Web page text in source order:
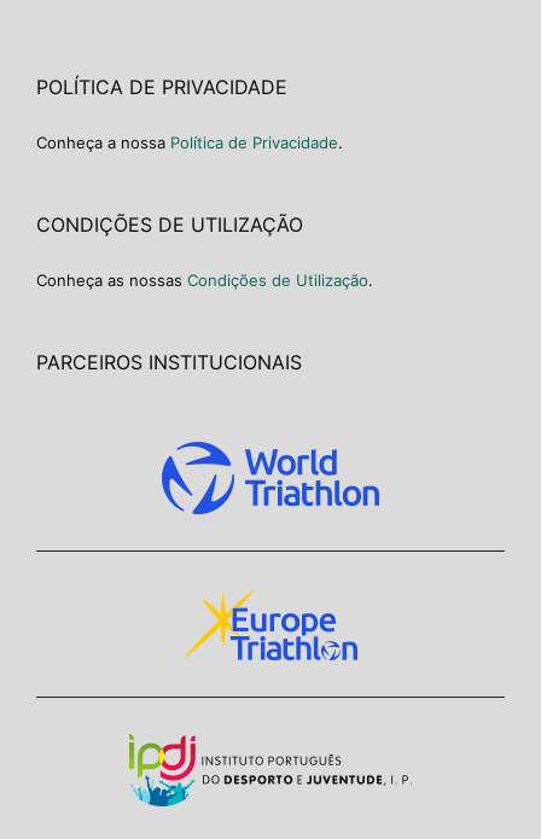
POLÍTICA DE PRIVACIDADE
Conheça a nossa Política de Privacidade.
CONDIÇÕES DE UTILIZAÇÃO
Conheça as nossas Condições de Utilização.
PARCEIROS INSTITUCIONAIS